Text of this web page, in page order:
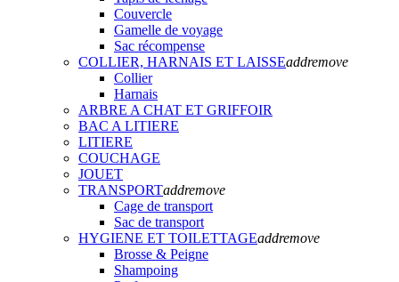
Couvercle
Gamelle de voyage
Sac récompense
COLLIER, HARNAIS ET LAISSEaddremove
Collier
Harnais
ARBRE A CHAT ET GRIFFOIR
BAC A LITIERE
LITIERE
COUCHAGE
JOUET
TRANSPORTaddremove
Cage de transport
Sac de transport
HYGIENE ET TOILETTAGEaddremove
Brosse & Peigne
Shampoing